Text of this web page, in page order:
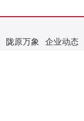
陇原万象 企业动态